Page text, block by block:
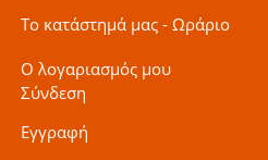
Το κατάστημά μας - Ωράριο
Ο λογαριασμός μου
Σύνδεση
Εγγραφή